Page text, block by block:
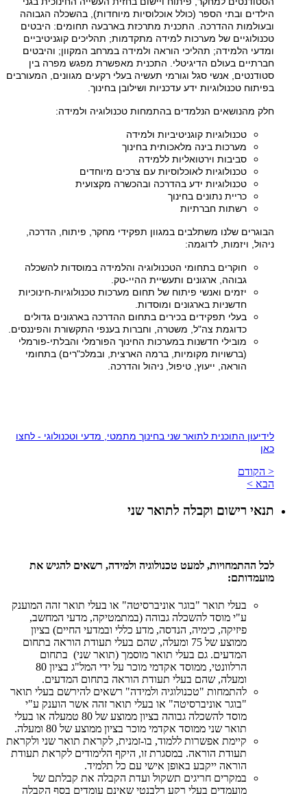
הילדים ובתי הספר (כולל אוכלוסיות מיוחדות), בהשכלה הגבוהה
ובעולמות ההדרכה. התכנית מתרכזת בארבעה תחומים: היבטים
טכנולוגיים של מערכות למידה מתקדמות; תהליכים קוגניטיביים
ומדעי הלמידה; תהליכי הוראה ולמידה במרחב המקוון; והיבטים
חברתיים בעולם הדיגיטלי. התכנית מאפשרת מפגש מפרה בין
סטודנטים, אנשי סגל וגורמי תעשיה בעלי רקעים מגוונים, המעורבים
בפיתוח טכנולוגיות ידע עדכניות ושילובן בחינוך.
חלק מהנושאים הנלמדים בהתמחות טכנולוגיה ולמידה:
טכנולוגיות קוגניטיביות ולמידה
מערכות בינה מלאכותית בחינוך
סביבות וירטואליות ללמידה
טכנולוגיות לאוכלוסיות עם צרכים מיוחדים
טכנולוגיות ידע בהדרכה ובהכשרה מקצועית
כריית נתונים בחינוך
רשתות חברתיות
הבוגרים שלנו משתלבים במגוון תפקידי מחקר, פיתוח, הדרכה,
ניהול, ויזמות, לדוגמה:
חוקרים בתחומי הטכנולוגיה והלמידה במוסדות להשכלה
גבוהה, ארגונים ותעשיית ההיי-טק.
יזמים ואנשי פיתוח של תחום מערכות טכנולוגיות-חינוכיות
חדשניות בארגונים ומוסדות.
בעלי תפקידים בכירים בתחום ההדרכה בארגונים גדולים
כדוגמת צה"ל, משטרה, וחברות בענפי התקשורת והפיננסים.
מובילי חדשנות במערכות החינוך הפורמלי והבלתי-פורמלי
(ברשויות מקומיות, ברמה הארצית, ובמלכ"רים) בתחומי
הוראה, ייעוץ, טיפול, ניהול והדרכה.
לידיעון התוכנית לתואר שני בחינוך מתמטי, מדעי וטכנולוגי - לחצו
כאן
< הקודם
הבא >
תנאי רישום וקבלה לתואר שני
לכל ההתמחויות, למעט טכנולוגיה ולמידה, רשאים להגיש את
מועמדותם:
בעלי תואר "בוגר אוניברסיטה" או בעלי תואר זהה המוענק
ע"י מוסד להשכלה גבוהה (במתמטיקה, מדעי המחשב,
פיזיקה, כימיה, הנדסה, מדע כללי ובמדעי החיים) בציון
ממוצע של 75 ומעלה, שהם בעלי תעודת הוראה בתחום
המדעים. גם בעלי תואר מוסמך (תואר שני) בתחום
הרלוונטי, ממוסד אקדמי מוכר על ידי המל"ג בציון 80
ומעלה, שהם בעלי תעודת הוראה בתחום המדעים.
להתמחות "טכנולוגיה ולמידה" רשאים להירשם בעלי תואר
"בוגר אוניברסיטה" או בעלי תואר זהה אשר הוענק ע"י
מוסד להשכלה גבוהה בציון ממוצע של 80 טמעלה או בעלי
תואר שני ממוסד אקדמי מוכר בציון ממוצע של 80 ומעלה.
קיימת אפשרות ללמוד, בו-זמנית, לקראת תואר שני ולקראת
תעודת הוראה. במסגרת זו, היקף הלימודים לקראת תעודת
הוראה ייקבע באופן אישי עם כל תלמיד.
במקרים חריגים תשקול ועדת הקבלה את קבלתם של
מועמדים בעלי רקע רלבנטי שאינם עומדים בסף הקבלה